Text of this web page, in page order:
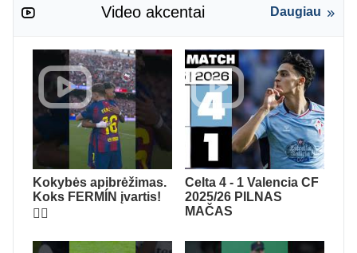
Video akcentai Daugiau
Kokybės apibrėžimas.
Koks FERMÍN įvartis!
😮‍💨
Celta 4 - 1 Valencia CF
2025/26 PILNAS
MAČAS